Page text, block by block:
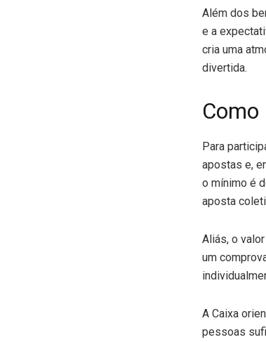
Além dos
e a
cria uma
divertida.
Para
apostas e,
o mínimo é
aposta
Aliás, o
um
A Caixa
pessoas